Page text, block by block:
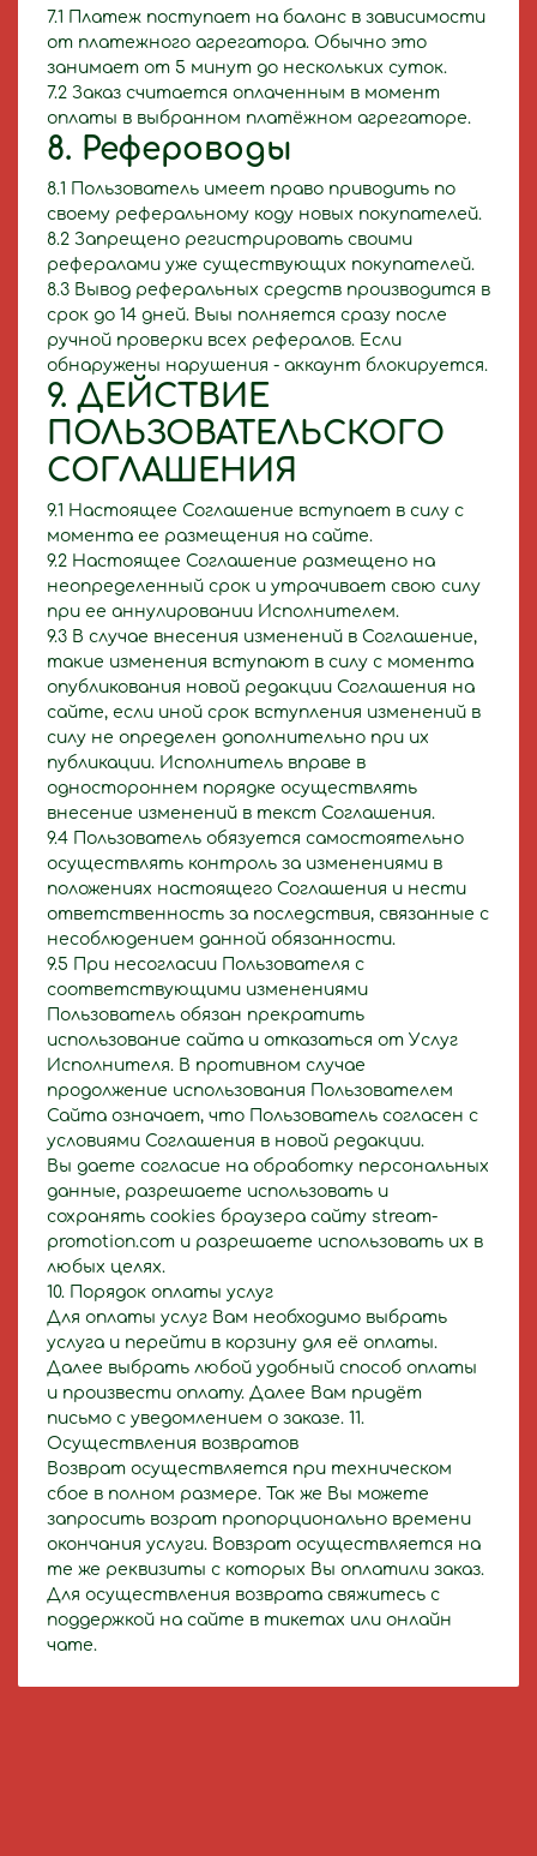
7.1 Платеж поступает на баланс в зависимости
от платежного агрегатора. Обычно это
занимает от 5 минут до нескольких суток.
7.2 Заказ считается оплаченным в момент
оплаты в выбранном платёжном агрегаторе.
8. Рефероводы
8.1 Пользователь имеет право приводить по
своему реферальному коду новых покупателей.
8.2 Запрещено регистрировать своими
рефералами уже существующих покупателей.
8.3 Вывод реферальных средств производится в
срок до 14 дней. Выы полняется сразу после
ручной проверки всех рефералов. Если
обнаружены нарушения - аккаунт блокируется.
9. ДЕЙСТВИЕ
ПОЛЬЗОВАТЕЛЬСКОГО
СОГЛАШЕНИЯ
9.1 Настоящее Соглашение вступает в силу с
момента ее размещения на сайте.
9.2 Настоящее Соглашение размещено на
неопределенный срок и утрачивает свою силу
при ее аннулировании Исполнителем.
9.3 В случае внесения изменений в Соглашение,
такие изменения вступают в силу с момента
опубликования новой редакции Соглашения на
сайте, если иной срок вступления изменений в
силу не определен дополнительно при их
публикации. Исполнитель вправе в
одностороннем порядке осуществлять
внесение изменений в текст Соглашения.
9.4 Пользователь обязуется самостоятельно
осуществлять контроль за изменениями в
положениях настоящего Соглашения и нести
ответственность за последствия, связанные с
несоблюдением данной обязанности.
9.5 При несогласии Пользователя с
соответствующими изменениями
Пользователь обязан прекратить
использование сайта и отказаться от Услуг
Исполнителя. В противном случае
продолжение использования Пользователем
Сайта означает, что Пользователь согласен с
условиями Соглашения в новой редакции.
Вы даете согласие на обработку персональных
данные, разрешаете использовать и
сохранять cookies браузера сайту stream-
promotion.com и разрешаете использовать их в
любых целях.
10. Порядок оплаты услуг
Для оплаты услуг Вам необходимо выбрать
услуга и перейти в корзину для её оплаты.
Далее выбрать любой удобный способ оплаты
и произвести оплату. Далее Вам придёт
письмо с уведомлением о заказе. 11.
Осуществления возвратов
Возврат осуществляется при техническом
сбое в полном размере. Так же Вы можете
запросить возрат пропорционально времени
окончания услуги. Вовзрат осуществляется на
те же реквизиты с которых Вы оплатили заказ.
Для осуществления возврата свяжитесь с
поддержкой на сайте в тикетах или онлайн
чате.